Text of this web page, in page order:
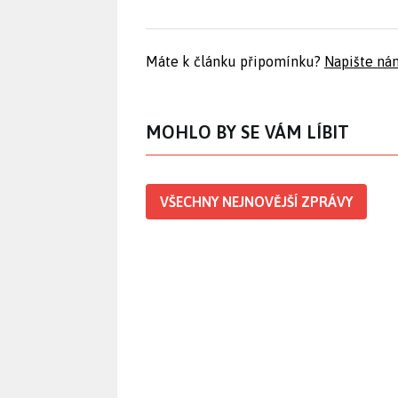
Máte k článku připomínku? Napište
MOHLO BY SE VÁM LÍBIT
VŠECHNY NEJNOVĚJŠÍ ZPRÁVY